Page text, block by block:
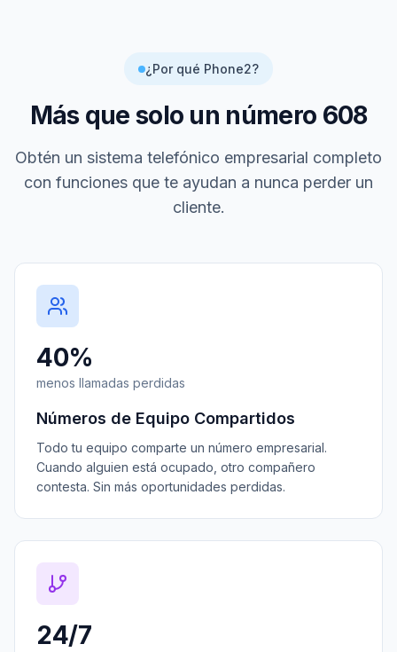
¿Por qué Phone2?
Más que solo un número 608
Obtén un sistema telefónico empresarial completo
con funciones que te ayudan a nunca perder un
cliente.
40%
menos llamadas perdidas
Números de Equipo Compartidos
Todo tu equipo comparte un número empresarial.
Cuando alguien está ocupado, otro compañero
contesta. Sin más oportunidades perdidas.
24/7